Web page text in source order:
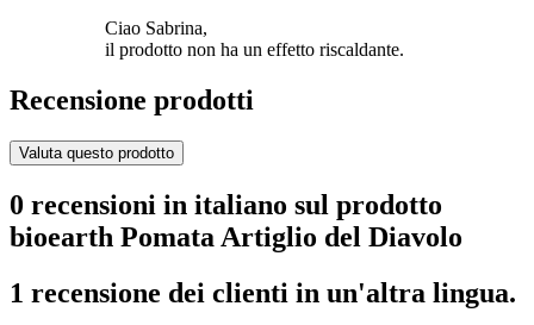
Ciao Sabrina,
il prodotto non ha un effetto riscaldante.
Recensione prodotti
Valuta questo prodotto
0 recensioni in italiano sul prodotto
bioearth Pomata Artiglio del Diavolo
1 recensione dei clienti in un'altra lingua.